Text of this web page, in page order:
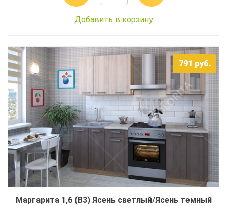
Добавить в корзину
791 руб.
Маргарита 1,6 (В3) Ясень светлый/Ясень темный